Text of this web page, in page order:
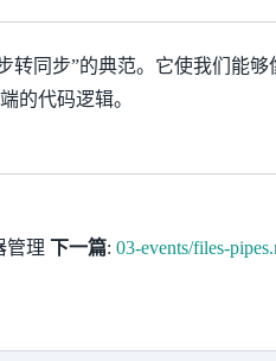
转同步”的典范。它使我们能
的代码逻辑。
管理 下一篇: 03-events/files-